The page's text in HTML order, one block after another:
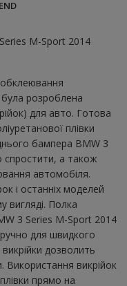
M-Sport 2014
розроблена
для авто. Готова
плівки
бампера BMW 3
спростити, а також
автомобіля.
і останніх моделей
вигляді. Полка
3 Series M-Sport 2014
для швидкого
дозволить
Використання викрійок
прямо на